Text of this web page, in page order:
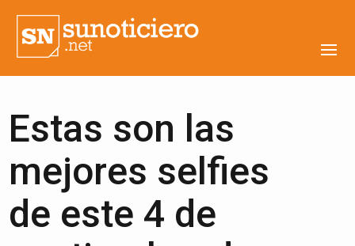
Estas son las
mejores selfies
de este 4 de